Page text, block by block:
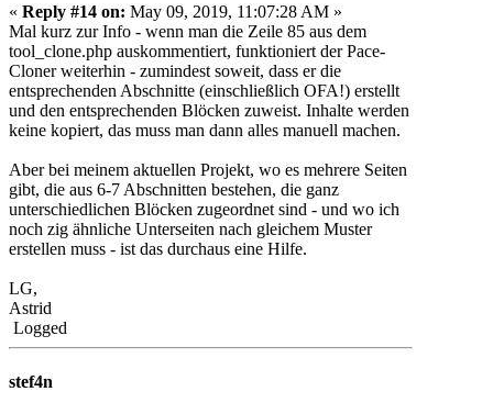
« Reply #14 on: May 09, 2019, 11:07:28 AM »
Mal kurz zur Info - wenn man die Zeile 85 aus dem
tool_clone.php auskommentiert, funktioniert der Pace-
Cloner weiterhin - zumindest soweit, dass er die
entsprechenden Abschnitte (einschließlich OFA!) erstellt
und den entsprechenden Blöcken zuweist. Inhalte werden
keine kopiert, das muss man dann alles manuell machen.
Aber bei meinem aktuellen Projekt, wo es mehrere Seiten
gibt, die aus 6-7 Abschnitten bestehen, die ganz
unterschiedlichen Blöcken zugeordnet sind - und wo ich
noch zig ähnliche Unterseiten nach gleichem Muster
erstellen muss - ist das durchaus eine Hilfe.
LG,
Astrid
Logged
stef4n